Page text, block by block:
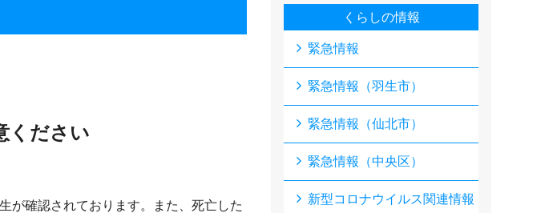
ください
が確認されております。また、死亡した
くらしの情報
緊急情報
緊急情報（羽生市）
緊急情報（仙北市）
緊急情報（中央区）
新型コロナウイルス関連情報